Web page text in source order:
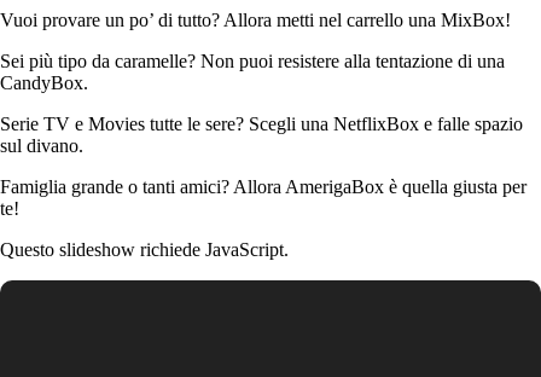
Vuoi provare un po’ di tutto? Allora metti nel carrello una MixBox!
Sei più tipo da caramelle? Non puoi resistere alla tentazione di una
CandyBox.
Serie TV e Movies tutte le sere? Scegli una NetflixBox e falle spazio
sul divano.
Famiglia grande o tanti amici? Allora AmerigaBox è quella giusta per
te!
Questo slideshow richiede JavaScript.